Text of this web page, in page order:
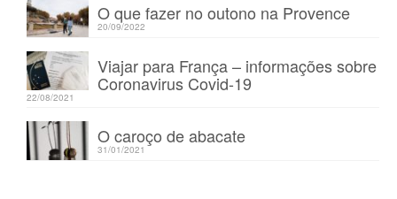
O que fazer no outono na Provence
20/09/2022
Viajar para França – informações sobre
Coronavirus Covid-19
22/08/2021
O caroço de abacate
31/01/2021